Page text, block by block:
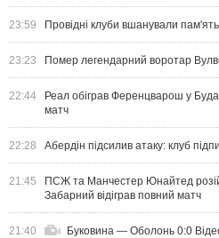
23:59 Провідні клуби вшанували
23:23 Помер легендарний воротар
22:44
Реал обіграв Ференцварош у
матч
22:28 Абердін підсилив атаку: клуб
21:45
ПСЖ та Манчестер Юнайтед
Забарний відіграв повний матч
21:40
Буковина — Оболонь 0:0